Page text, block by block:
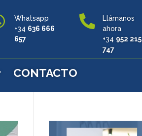
Whatsapp
+34 636 666
657

Llámanos
ahora
+34 952 215
747
CONTACTO